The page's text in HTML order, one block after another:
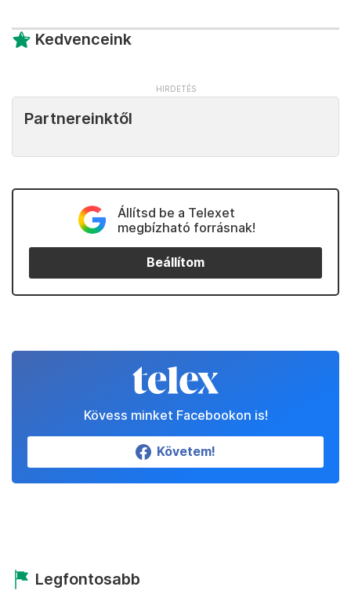
Kedvenceink
Partnereinktől
Állítsd be a Telexet
megbízható forrásnak!
Beállítom
Kövess minket Facebookon is!
Követem!
Legfontosabb